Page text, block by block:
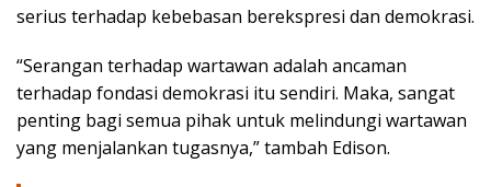
serius terhadap kebebasan berekspresi dan demokrasi.
“Serangan terhadap wartawan adalah ancaman
terhadap fondasi demokrasi itu sendiri. Maka, sangat
penting bagi semua pihak untuk melindungi wartawan
yang menjalankan tugasnya,” tambah Edison.